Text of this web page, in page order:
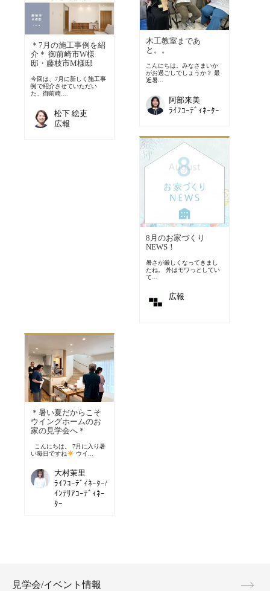
＊7月の施工事例を紹
介＊ 御前崎市W様
邸・藤枝市M様邸
今回は、7月に新しく施工事
例で紹介させていただい
た、御前崎....
松下 絵吏
広報
木工教室まであ
と。。
こんにちは。みなさまいか
がお過ごしでしょうか？ 最
近暑...
阿部来美
ﾗｲﾌｺｰﾃﾞｨﾈｰﾀｰ
8月のお家づくり
NEWS！
暑さが厳しくなってきまし
たね。 外はモワっとしてい
て...
広報
＊暑い夏だからこそ
ウイングホームのお
家の見学会へ＊
こんにちは。 7月に入り暑
い毎日ですね
ウイ...
大村茉里
ﾗｲﾌｺｰﾃﾞｨﾈｰﾀｰ/
ｲﾝﾃﾘｱｺｰﾃﾞｨﾈｰ
ﾀｰ
見学会/イベント情報